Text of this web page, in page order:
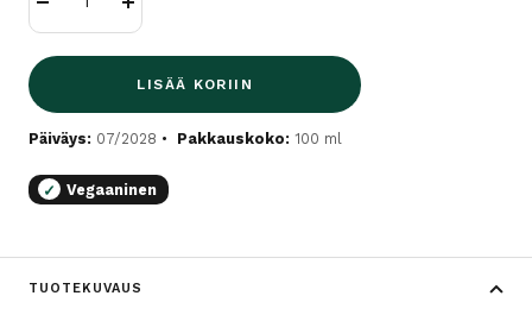
Lisää
LISÄÄ KORIIN
Päiväys: 07/2028 Pakkauskoko: 100 ml
✓ Vegaaninen
TUOTEKUVAUS